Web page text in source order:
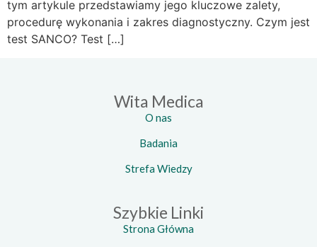
tym artykule przedstawiamy jego kluczowe zalety,
procedurę wykonania i zakres diagnostyczny. Czym jest
test SANCO? Test […]
Wita Medica
O nas
Badania
Strefa Wiedzy
Szybkie Linki
Strona Główna